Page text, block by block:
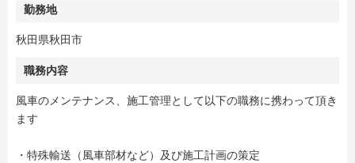
勤務地
秋田県秋田市
職務内容
風車のメンテナンス、施工管理として以下の職務に携わって頂き
ます
・特殊輸送（風車部材など）及び施工計画の策定